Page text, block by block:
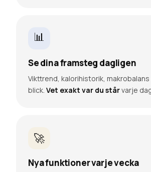
📊
Se dina framsteg dagligen
Vikttrend, kalorihistorik,
blick. Vet exakt var du stårvarje
🚀
Nya funktioner varje vecka